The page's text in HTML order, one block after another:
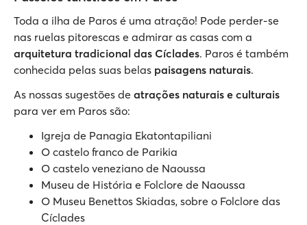
Toda a ilha de Paros é uma atração! Pode perder-se
nas ruelas pitorescas e admirar as casas com a
arquitetura tradicional das Cíclades. Paros é também
conhecida pelas suas belas paisagens naturais.
As nossas sugestões de atrações naturais e culturais
para ver em Paros são:
Igreja de Panagia Ekatontapiliani
O castelo franco de Parikia
O castelo veneziano de Naoussa
Museu de História e Folclore de Naoussa
O Museu Benettos Skiadas, sobre o Folclore das
Cíclades